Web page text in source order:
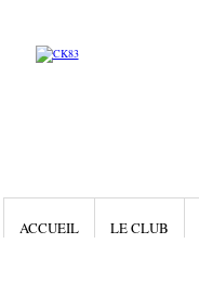
ACCUEIL LE CLUB